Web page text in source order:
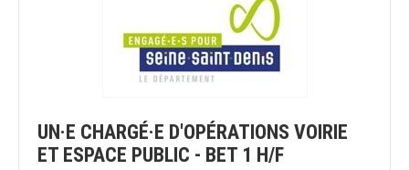
UN·E CHARGÉ·E D'OPÉRATIONS VOIRIE
ET ESPACE PUBLIC - BET 1 H/F